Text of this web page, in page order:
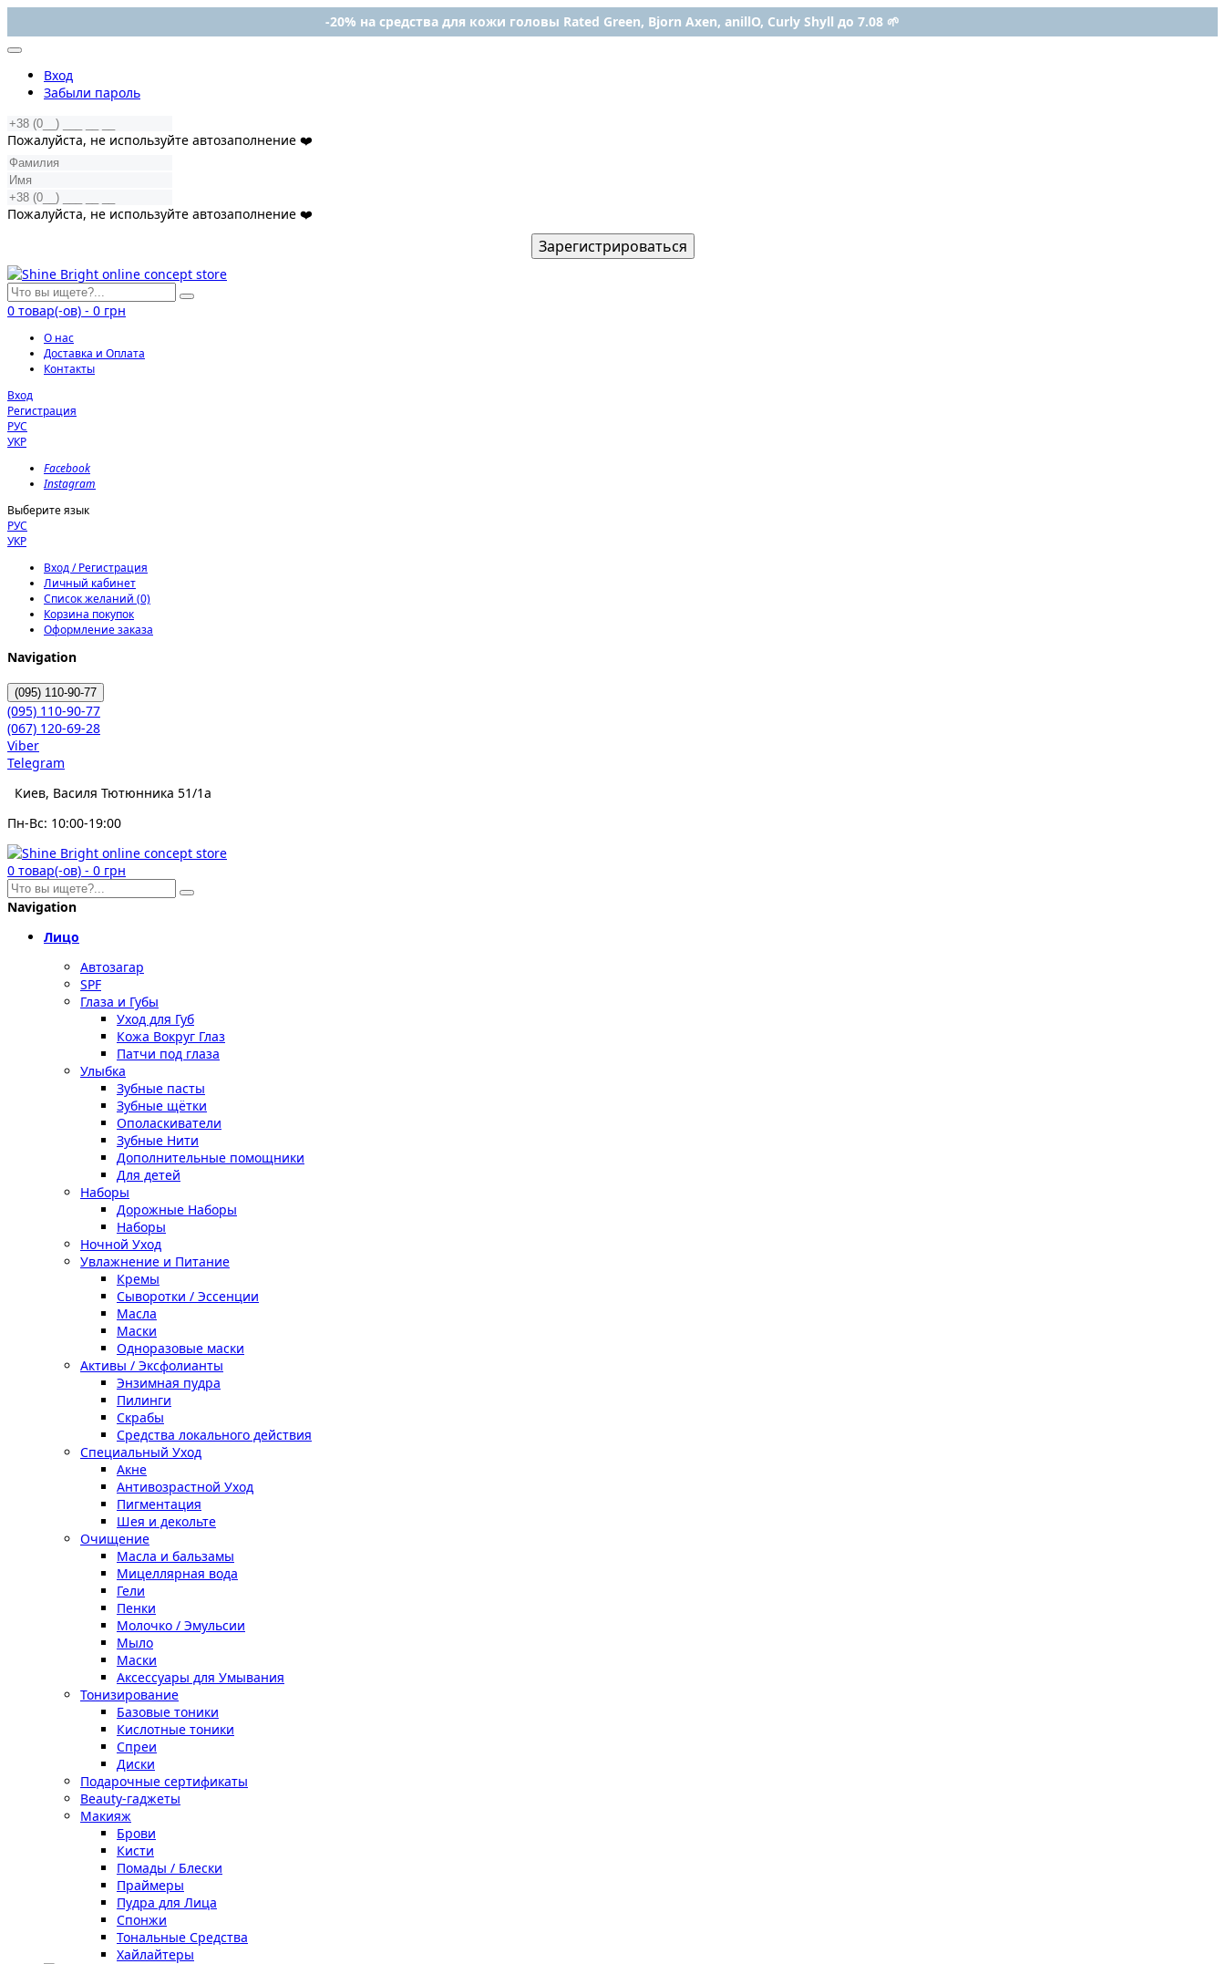
-20% на средства для кожи головы Rated Green, Bjorn Axen, anillO, Curly Shyll до 7.08 🌱
Вход
Забыли пароль
Пожалуйста, не используйте автозаполнение ❤️
Пожалуйста, не используйте автозаполнение ❤️
Зарегистрироваться
0 товар(-ов) - 0 грн
О нас
Доставка и Оплата
Контакты
Вход
Регистрация
РУС
УКР
Facebook
Instagram
Выберите язык
РУС
УКР
Вход / Регистрация
Личный кабинет
Список желаний (0)
Корзина покупок
Оформление заказа
Navigation
(095) 110-90-77
(095) 110-90-77
(067) 120-69-28
Viber
Telegram
Киев, Василя Тютюнника 51/1а
Пн-Вс: 10:00-19:00
0 товар(-ов) - 0 грн
Navigation
Лицо
Автозагар
SPF
Глаза и Губы
Уход для Губ
Кожа Вокруг Глаз
Патчи под глаза
Улыбка
Зубные пасты
Зубные щётки
Ополаскиватели
Зубные Нити
Дополнительные помощники
Для детей
Наборы
Дорожные Наборы
Наборы
Ночной Уход
Увлажнение и Питание
Кремы
Сыворотки / Эссенции
Масла
Маски
Одноразовые маски
Активы / Эксфолианты
Энзимная пудра
Пилинги
Скрабы
Средства локального действия
Специальный Уход
Акне
Антивозрастной Уход
Пигментация
Шея и декольте
Очищение
Масла и бальзамы
Мицеллярная вода
Гели
Пенки
Молочко / Эмульсии
Мыло
Маски
Аксессуары для Умывания
Тонизирование
Базовые тоники
Кислотные тоники
Спреи
Диски
Подарочные сертификаты
Beauty-гаджеты
Макияж
Брови
Кисти
Помады / Блески
Праймеры
Пудра для Лица
Спонжи
Тональные Средства
Хайлайтеры